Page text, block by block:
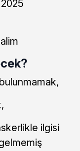
2025
ilgisi